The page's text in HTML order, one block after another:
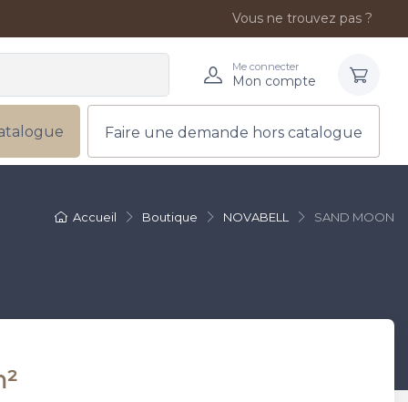
Vous ne trouvez pas ?
Me connecter
Mon compte
Faire une demande hors catalogue
Accueil Boutique NOVABELL SAND MOON